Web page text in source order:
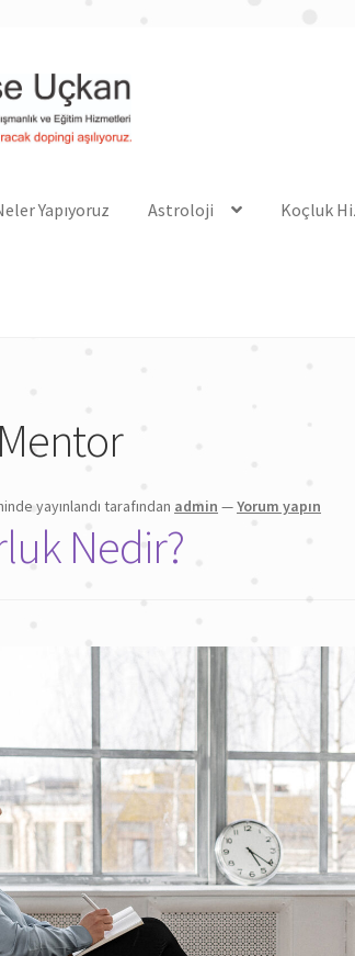
Yapıyoruz Astroloji Koçluk
Mentor
yayınlandı tarafından admin —Yorum yapın
Nedir?